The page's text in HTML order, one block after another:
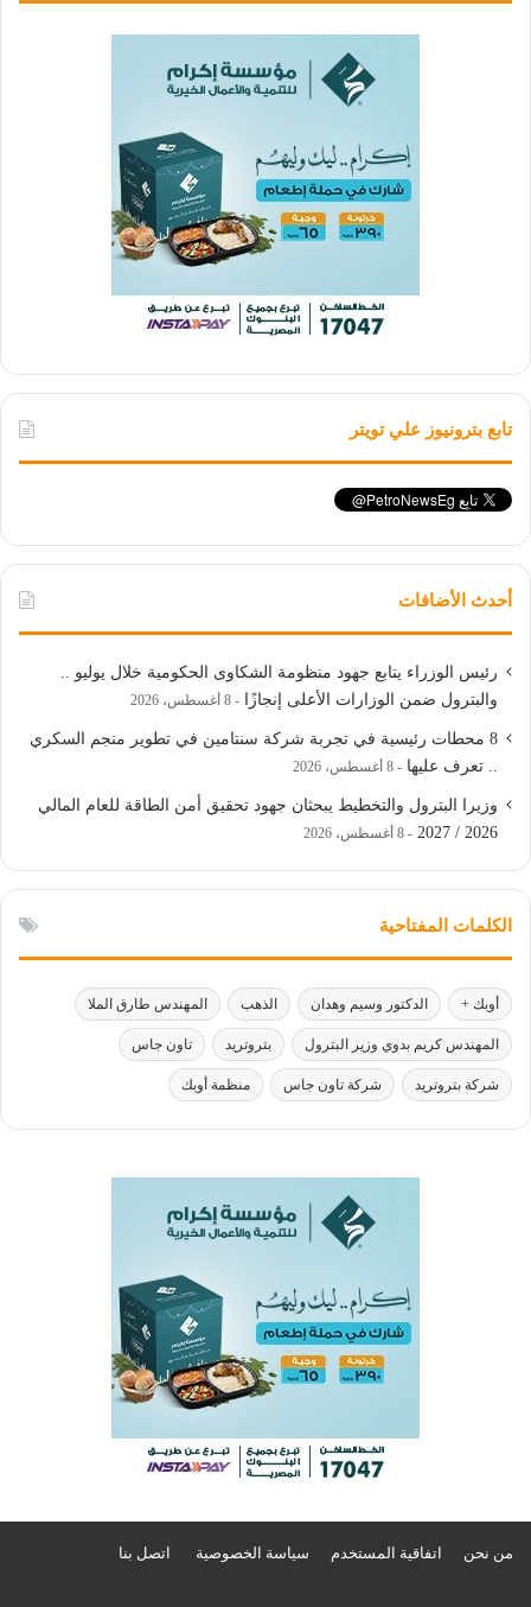
تابع بترونيوز علي تويتر
أحدث الأضافات
رئيس الوزراء يتابع جهود منظومة الشكاوى الحكومية خلال يوليو ..
والبترول ضمن الوزارات الأعلى إنجازًا
8 أغسطس، 2026
8 محطات رئيسية في تجربة شركة سنتامين في تطوير منجم السكري
.. تعرف عليها
8 أغسطس، 2026
وزيرا البترول والتخطيط يبحثان جهود تحقيق أمن الطاقة للعام المالي
2026 / 2027
8 أغسطس، 2026
الكلمات المفتاحية
أوبك + الدكتور وسيم وهدان الذهب المهندس طارق الملا
المهندس كريم بدوي وزير البترول بتروتريد تاون جاس
شركة بتروتريد شركة تاون جاس منظمة أوبك
من نحن اتفاقية المستخدم سياسة الخصوصية اتصل بنا